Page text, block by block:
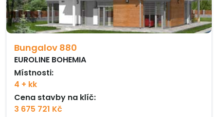
Bungalov 880
EUROLINE BOHEMIA
Místnosti:
4 + kk
Cena stavby na klíč:
3 675 721 Kč